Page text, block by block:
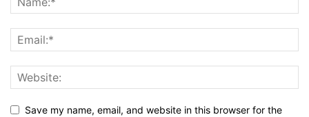
Save my name, email, and website in this browser for the